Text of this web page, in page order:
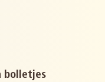
bolletjes